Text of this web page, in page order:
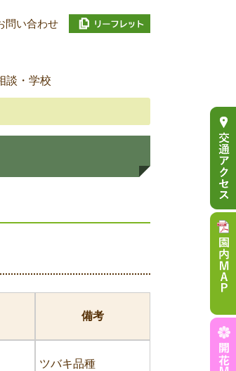
問い合わせ
談・学校
備考
ツバキ品種